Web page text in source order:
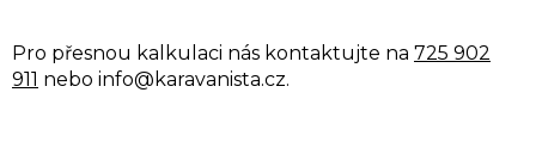
Pro přesnou kalkulaci nás kontaktujte na 725 902
911 nebo info@karavanista.cz.